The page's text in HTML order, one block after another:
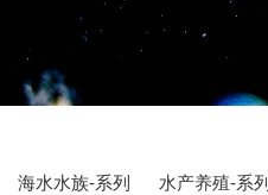
海水水族-系列 水产养殖-系列